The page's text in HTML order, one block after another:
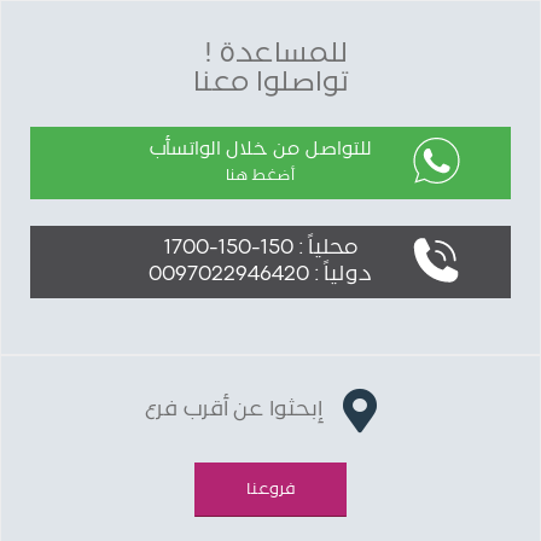
للمساعدة !
تواصلوا معنا
للتواصل من خلال الواتسأب
أضغط هنا
محلياً : 150-150-1700
دولياً : 0097022946420
إبحثوا عن أقرب فرع
فروعنا